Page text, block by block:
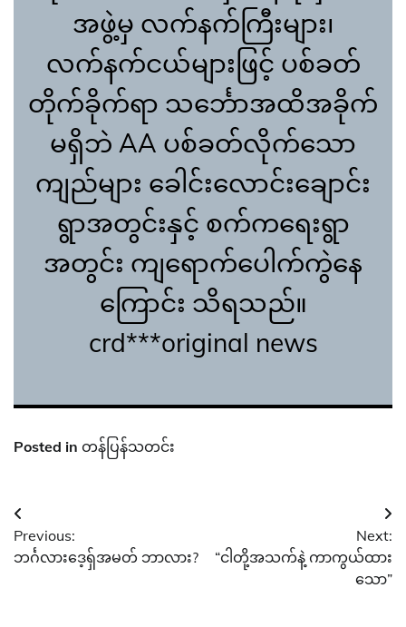
အဖွဲ့မှ လက်နက်ကြီးများ၊
လက်နက်ငယ်များဖြင့် ပစ်ခတ်
တိုက်ခိုက်ရာ သင်္ဘောအထိအခိုက်
မရှိဘဲ AA ပစ်ခတ်လိုက်သော
ကျည်များ ခေါင်းလောင်းချောင်း
ရွာအတွင်းနှင့် စက်ကရေးရွာ
အတွင်း ကျရောက်ပေါက်ကွဲနေ
ကြောင်း သိရသည်။
crd***original news
Posted in တန်ပြန်သတင်း
Post
navigation
Previous:
ဘင်္ဂလားဒေ့ရှ်အမတ် ဘာလား?
Next:
“ငါတို့အသက်နဲ့ ကာကွယ်ထား
သော”